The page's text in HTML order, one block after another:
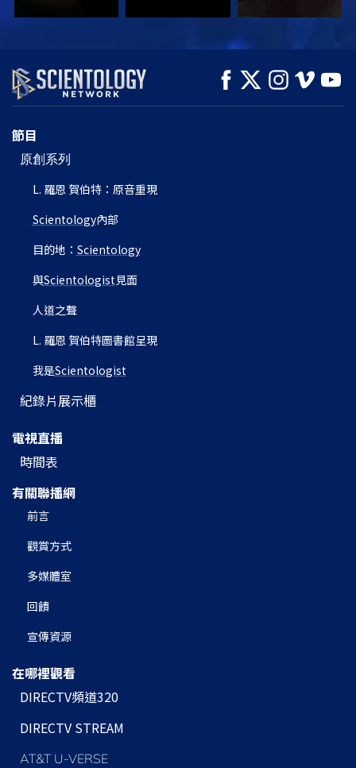
觀看 探索系列節目
節目
原創系列
L. 羅恩 賀伯特：原音重現
Scientology內部
目的地： Scientology
與Scientologist 見面
人道之聲
L. 羅恩 賀伯特圖書館呈現
我是Scientologist
紀錄片展示櫃
電視直播
時間表
有關聯播網
前言
觀賞方式
多媒體室
回饋
宣傳資源
在哪裡觀看
DIRECTV頻道320
DIRECTV STREAM
AT&T U-VERSE